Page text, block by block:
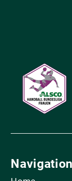
Navigation